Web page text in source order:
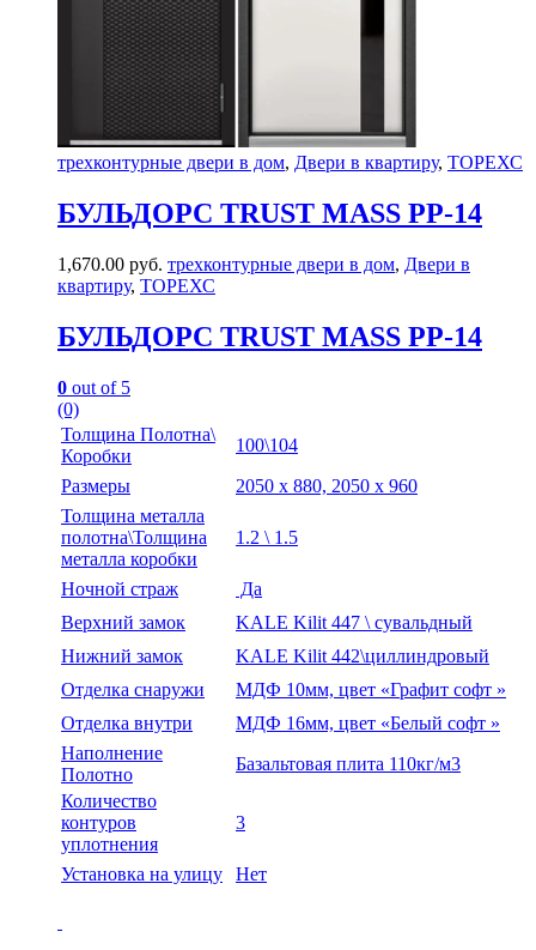
трехконтурные двери в дом, Двери в квартиру, ТОРЕХС
БУЛЬДОРС TRUST MASS PP-14
1,670.00 руб. трехконтурные двери в дом, Двери в
квартиру, ТОРЕХС
БУЛЬДОРС TRUST MASS PP-14
0 out of 5
(0)
Толщина Полотна\
Коробки
100\104
Размеры
2050 х 880, 2050 х 960
Толщина металла
полотна\Толщина
металла коробки
1.2 \ 1.5
Ночной страж
Да
Верхний замок
KALE Kilit 447 \ сувальдный
Нижний замок
KALE Kilit 442\циллиндровый
Отделка снаружи
МДФ 10мм, цвет «Графит софт »
Отделка внутри
МДФ 16мм, цвет «Белый софт »
Наполнение
Полотно
Базальтовая плита 110кг/м3
Количество
контуров
уплотнения
3
Установка на улицу Нет